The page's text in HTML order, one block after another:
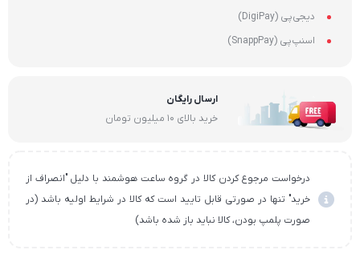
دیجی‌پی (DigiPay)
اسنپ‌پی (SnappPay)
ارسال رایگان
خرید بالای ۱۰ میلیون تومان
درخواست مرجوع کردن کالا در گروه ساعت هوشمند با دلیل "انصراف از
خرید" تنها در صورتی قابل تایید است که کالا در شرایط اولیه باشد (در
صورت پلمپ بودن، کالا نباید باز شده باشد)